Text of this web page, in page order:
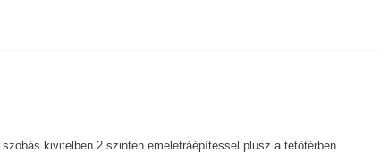
kivitelben.2 szinten emeletráépítéssel plusz a tetőtérben